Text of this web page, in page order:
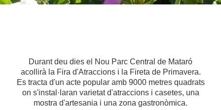
Durant deu dies el Nou Parc Central de Mataró
acollirà la Fira d'Atraccions i la Fireta de Primavera.
Es tracta d'un acte popular amb 9000 metres quadrats
on s'instal·laran varietat d'atraccions i casetes, una
mostra d'artesania i una zona gastronòmica.